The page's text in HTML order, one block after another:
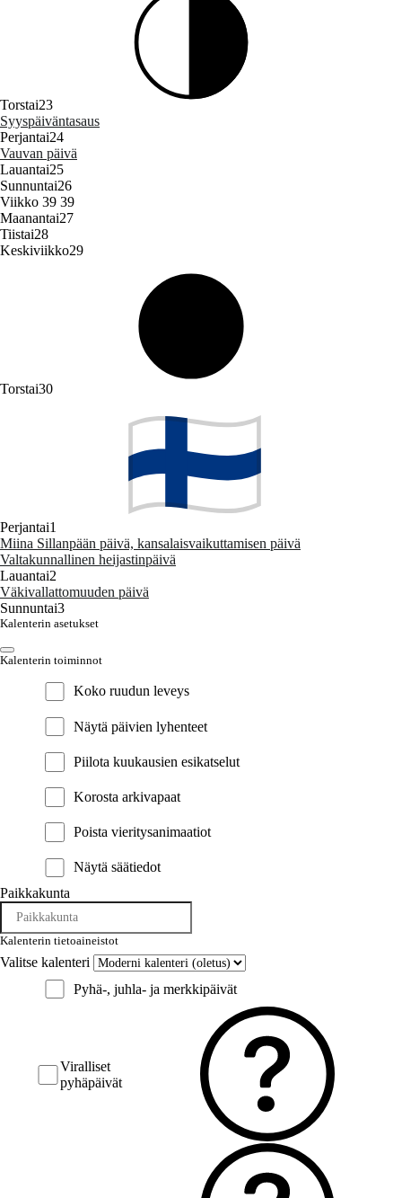
Torstai23
Syyspäiväntasaus
Perjantai24
Vauvan päivä
Lauantai25
Sunnuntai26
Viikko 39 39
Maanantai27
Tiistai28
Keskiviikko29
Torstai30
Perjantai1
Miina Sillanpään päivä, kansalaisvaikuttamisen päivä
Valtakunnallinen heijastinpäivä
Lauantai2
Väkivallattomuuden päivä
Sunnuntai3
Kalenterin asetukset
Kalenterin toiminnot
Koko ruudun leveys
Näytä päivien lyhenteet
Piilota kuukausien esikatselut
Korosta arkivapaat
Poista vieritysanimaatiot
Näytä säätiedot
Paikkakunta
Kalenterin tietoaineistot
Valitse kalenteri
Pyhä-, juhla- ja merkkipäivät
Viralliset
pyhäpäivät